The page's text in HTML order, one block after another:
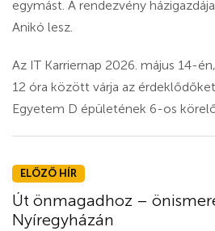
egymást. A rendezvény
Anikó lesz.
Az IT Karriernap 2026. május 14-
12 óra között várja az
Egyetem D épületének 6-os
ELŐZŐ HÍR
Út önmagadhoz –
Nyíregyházán